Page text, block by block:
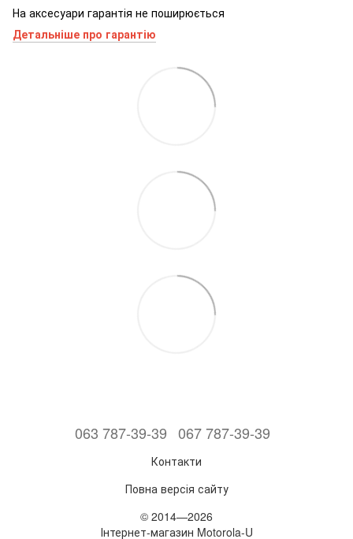
На аксесуари гарантія не поширюється
Детальніше про гарантію
063 787-39-39 067 787-39-39
Контакти
Повна версія сайту
© 2014—2026
Інтернет-магазин Motorola-U